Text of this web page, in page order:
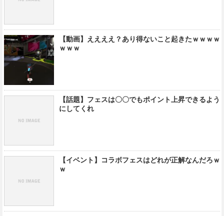
【動画】ええええ？あり得ないこと起きたｗｗｗｗ
ｗｗｗ
【話題】フェスは〇〇でもポイント上昇できるよう
にしてくれ
【イベント】コラボフェスはどれが正解なんだろｗ
ｗ